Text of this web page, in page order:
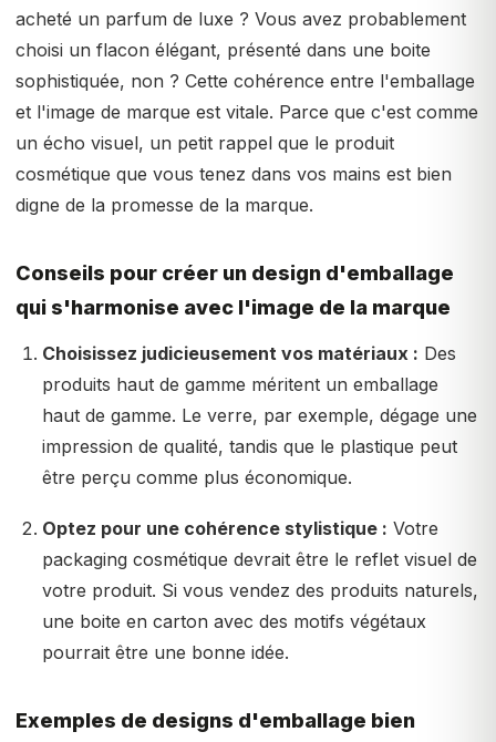
acheté un parfum de luxe ? Vous avez probablement
choisi un flacon élégant, présenté dans une boite
sophistiquée, non ? Cette cohérence entre l'emballage
et l'image de marque est vitale. Parce que c'est comme
un écho visuel, un petit rappel que le produit
cosmétique que vous tenez dans vos mains est bien
digne de la promesse de la marque.
Conseils pour créer un design d'emballage
qui s'harmonise avec l'image de la marque
Choisissez judicieusement vos matériaux : Des
produits haut de gamme méritent un emballage
haut de gamme. Le verre, par exemple, dégage une
impression de qualité, tandis que le plastique peut
être perçu comme plus économique.
Optez pour une cohérence stylistique : Votre
packaging cosmétique devrait être le reflet visuel de
votre produit. Si vous vendez des produits naturels,
une boite en carton avec des motifs végétaux
pourrait être une bonne idée.
Exemples de designs d'emballage bien